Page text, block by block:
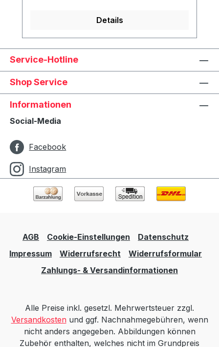
Details
Service-Hotline
Shop Service
Informationen
Social-Media
Facebook
Instagram
AGB Cookie-Einstellungen
Datenschutz
Impressum
Widerrufsrecht
Widerrufsformular
Zahlungs- & Versandinformationen
Alle Preise inkl. gesetzl. Mehrwertsteuer zzgl.
Versandkostenund ggf. Nachnahmegebühren, wenn
nicht anders angegeben. Abbildungen können
Zubehör enthalten, welches nicht im Grundpreis